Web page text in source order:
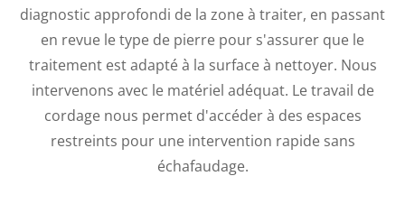
diagnostic approfondi de la zone à traiter, en passant
en revue le type de pierre pour s'assurer que le
traitement est adapté à la surface à nettoyer. Nous
intervenons avec le matériel adéquat. Le travail de
cordage nous permet d'accéder à des espaces
restreints pour une intervention rapide sans
échafaudage.